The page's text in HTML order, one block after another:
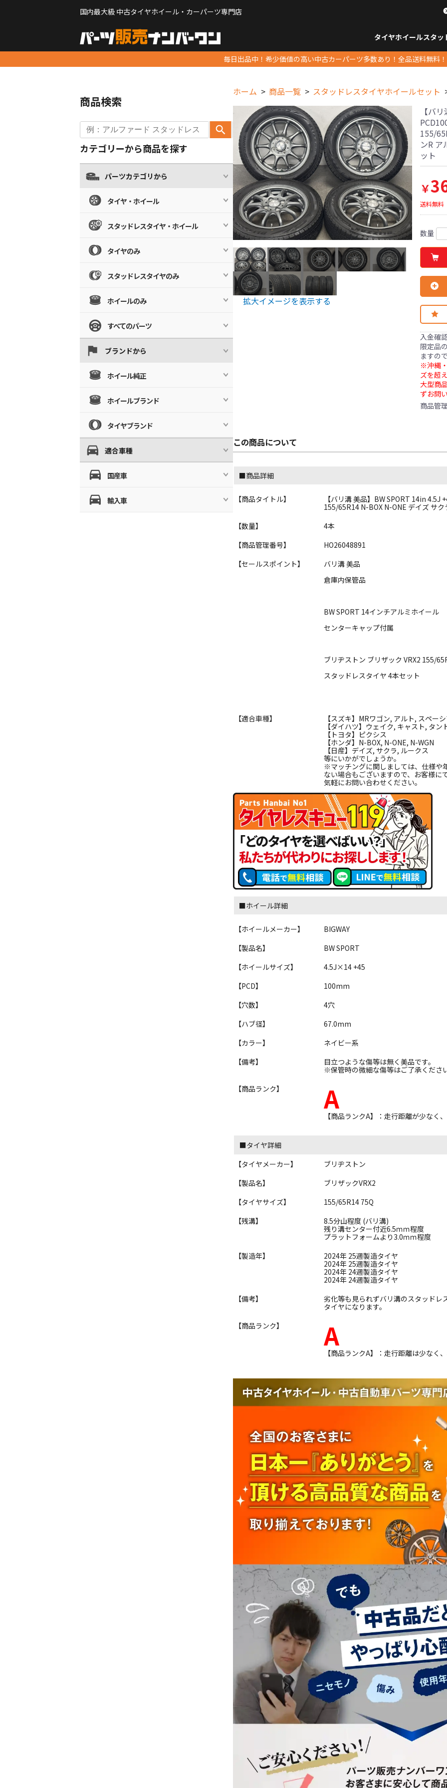
国内最大級 中古タイヤホイール・カーパーツ専門店
タイヤホイールスタッ
毎日出品中！希少価値の高い中古カーパーツ多数あり！全品送料無料！
ホーム 商品一覧 スタッドレスタイヤホイールセット
拡大イメージを表示する
【バ
155/
ンR
ット
￥
送料無料
数量
入金確
限定品
ますの
※沖縄
ズを超
大型商
ずお問
商品管
この商品について
■商品詳細
【商品タイトル】
【バリ溝 美品】BW SPORT 14in 4.5J
155/65R14 N-BOX N-ONE デイズ サク
【数量】
4本
【商品管理番号】
HO26048891
【セールスポイント】
バリ溝 美品
倉庫内保管品
BW SPORT 14インチアルミホイール
センターキャップ付属
ブリヂストン ブリザック VRX2 155/
スタッドレスタイヤ 4本セット
【適合車種】
【スズキ】MRワゴン, アルト, スペー
【ダイハツ】ウェイク, キャスト, タン
【トヨタ】ピクシス
【ホンダ】N-BOX, N-ONE, N-WGN
【日産】デイズ, サクラ, ルークス
等にいかがでしょうか。
※マッチングに関しましては、仕様や
ない場合もございますので、お客様
気軽にお問い合わせください。
■ホイール詳細
【ホイールメーカー】
BIGWAY
【製品名】
BW SPORT
【ホイールサイズ】
4.5J×14 +45
【PCD】
100mm
【穴数】
4穴
【ハブ径】
67.0mm
【カラー】
ネイビー系
【備考】
目立つような傷等は無く美品です。
※保管時の微細な傷等はご了承くださ
【商品ランク】
A
【商品ランクA】：走行距離が少なく
■タイヤ詳細
【タイヤメーカー】
ブリヂストン
【製品名】
ブリザックVRX2
【タイヤサイズ】
155/65R14 75Q
【残溝】
8.5分山程度 (バリ溝)
残り溝センター付近6.5ｍｍ程度
プラットフォームより3.0ｍｍ程度
【製造年】
2024年 25週製造タイヤ
2024年 25週製造タイヤ
2024年 24週製造タイヤ
2024年 24週製造タイヤ
【備考】
劣化等も見られずバリ溝のスタッドレ
タイヤになります。
【商品ランク】
A
【商品ランクA】：走行距離は少なく
商品検索
カテゴリーから商品を探す
パーツカテゴリから
タイヤ・ホイール
スタッドレスタイヤ・ホイール
タイヤのみ
スタッドレスタイヤのみ
ホイールのみ
すべてのパーツ
ブランドから
ホイール純正
ホイールブランド
タイヤブランド
適合車種
国産車
輸入車